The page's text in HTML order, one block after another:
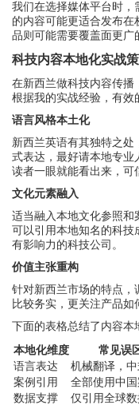
我们在选择媒体平台时，
的内容可能更适合发布
品则可能需要覆盖面更广
科技内容本地化实战
在新西兰做科技内容传播
根据我的实战经验，有效
语言风格本土化
新西兰英语有其独特之处
式表达，最好请本地专业
读者一眼就能看出来，可
文化元素融入
适当融入本地文化参照和
可以引用本地知名的科技
有影响力的科技公司。
价值主张重构
针对新西兰市场的特点，
比较务实，更关注产品如
下面的表格总结了内容本
本地化维度
常见误
语言表达
机械翻译，
案例引用
全部使用中国
数据支撑
仅引用全球